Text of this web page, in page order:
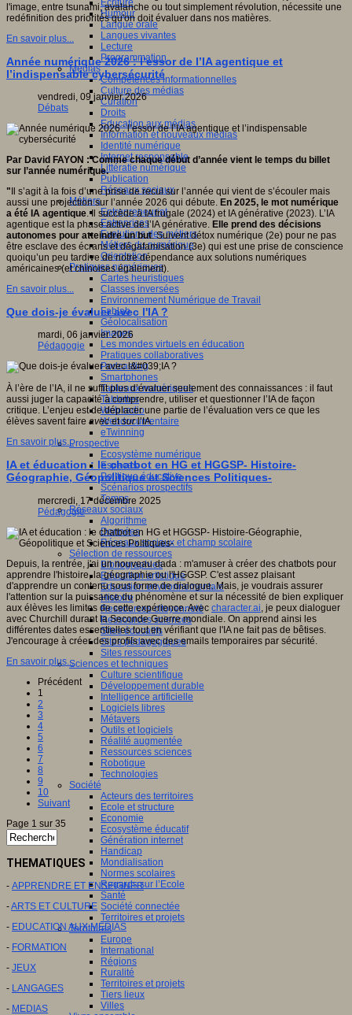
Ecriture
Humour
Langue orale
Langues vivantes
Lecture
Programmation
Médias
Compétences informationnelles
Culture des médias
Curation
Droits
Education aux médias
Information et nouveaux médias
Identité numérique
Internet responsable
Littératie numérique
Publication
Réseaux sociaux
Métiers
Entrepreneuriat
Entreprises
Evolutions des métiers
Métiers du numérique
Orientation
Pratiques numériques
Cartes heuristiques
Classes inversées
Environnement Numérique de Travail
Fablab
Géolocalisation
Images
Les mondes virtuels en éducation
Pratiques collaboratives
Podcasting
Smartphones
Tableaux numériques
Tablettes
Web radio
Webdocumentaire
eTwinning
Prospective
Ecosystème numérique
Espaces
Politique éducative
Scénarios prospectifs
Temps
Réseaux sociaux
Algorithme
Données
Réseaux sociaux et champ scolaire
Sélection de ressources
Bibliographies
Education artistique
Education environnementale
Histoire
Ressources citoyenneté
Ressources sciences
Sites éducatifs
Sites pédagogiques
Sites ressources
Sciences et techniques
Culture scientifique
Développement durable
Intelligence artificielle
Logiciels libres
Métavers
Outils et logiciels
Réalité augmentée
Ressources sciences
Robotique
Technologies
Société
Acteurs des territoires
Ecole et structure
Economie
Ecosystème éducatif
Génération internet
Handicap
Mondialisation
Normes scolaires
Regards sur l’Ecole
Santé
Société connectée
Territoires et projets
Territoires
Europe
International
Régions
Ruralité
Territoires et projets
Tiers lieux
Villes
l'image, entre tsunami, avalanche ou tout simplement révolution, nécessite une
redéfinition des priorités qu'on doit évaluer dans nos matières.
En savoir plus...
Année numérique 2026 : l’essor de l’IA agentique et
l’indispensable cybersécurité
vendredi, 09 janvier 2026
Débats
Par David FAYON : Comme chaque début d’année vient le temps du billet
sur l’année numérique.
" Il s’agit à la fois d’une prise de recul sur l’année qui vient de s’écouler mais
aussi une projection sur l’année 2026 qui débute. En 2025, le mot numérique
a été IA agentique. Il succède à IA frugale (2024) et IA générative (2023). L’IA
agentique est la phase active de l’IA générative. Elle prend des décisions
autonomes pour atteindre un but. Suivent détox numérique (2e) pour ne pas
être esclave des écrans et dégafamisation (3e) qui est une prise de conscience
quoiqu’un peu tardive de notre dépendance aux solutions numériques
américaines (et chinoises également).
En savoir plus...
Que dois-je évaluer avec l'IA ?
mardi, 06 janvier 2026
Pédagogie
À l’ère de l’IA, il ne suffit plus d’évaluer seulement des connaissances : il faut
aussi juger la capacité à comprendre, utiliser et questionner l’IA de façon
critique. L’enjeu est de déplacer une partie de l’évaluation vers ce que les
élèves savent faire avecetsurl’IA.
En savoir plus...
IA et éducation : le chatbot en HG et HGGSP- Histoire-
Géographie, Géopolitique et Sciences Politiques-
mercredi, 17 décembre 2025
Pédagogie
Depuis, la rentrée, j'ai un nouveau dada : m'amuser à créer des chatbots pour
apprendre l'histoire, la géographie ou l'HGGSP. C'est assez plaisant
d'apprendre un contenu sous forme de dialogue. Mais, je voudrais assurer
l'attention sur la puissance du phénomène et sur la nécessité de bien expliquer
aux élèves les limites de cette expérience. Avec character.ai , je peux dialoguer
avec Churchill durant la Seconde Guerre mondiale. On apprend ainsi les
différentes dates essentielles tout en vérifiant que l'IA ne fait pas de bêtises.
J'encourage à créer des profils avec des emails temporaires par sécurité.
En savoir plus...
Précédent
1
2
3
4
5
6
7
8
9
10
Suivant
Page 1 sur 35
THEMATIQUES
- APPRENDRE ET ENSEIGNER
-ARTS ET CULTURE
- EDUCATION AUX MEDIAS
- FORMATION
- JEUX
- LANGAGES
- MEDIAS